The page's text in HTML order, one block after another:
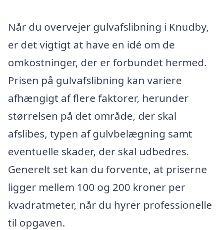
Når du overvejer gulvafslibning i Knudby,
er det vigtigt at have en idé om de
omkostninger, der er forbundet hermed.
Prisen på gulvafslibning kan variere
afhængigt af flere faktorer, herunder
størrelsen på det område, der skal
afslibes, typen af gulvbelægning samt
eventuelle skader, der skal udbedres.
Generelt set kan du forvente, at priserne
ligger mellem 100 og 200 kroner per
kvadratmeter, når du hyrer professionelle
til opgaven.